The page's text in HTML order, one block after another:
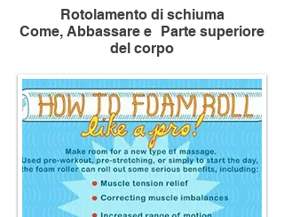
Rotolamento di schiuma
Come, Abbassare e Parte superiore
del corpo